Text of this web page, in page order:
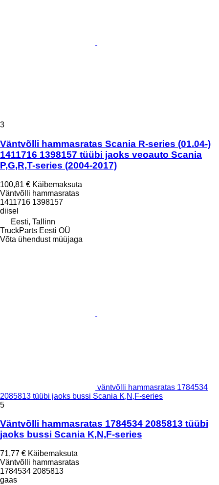
3
Väntvõlli hammasratas Scania R-series (01.04-)
1411716 1398157 tüübi jaoks veoauto Scania
P,G,R,T-series (2004-2017)
100,81 € Käibemaksuta
Väntvõlli hammasratas
1411716 1398157
diisel
Eesti, Tallinn
TruckParts Eesti OÜ
Võta ühendust müüjaga
väntvõlli hammasratas 1784534
2085813 tüübi jaoks bussi Scania K,N,F-series
5
Väntvõlli hammasratas 1784534 2085813 tüübi
jaoks bussi Scania K,N,F-series
71,77 € Käibemaksuta
Väntvõlli hammasratas
1784534 2085813
gaas